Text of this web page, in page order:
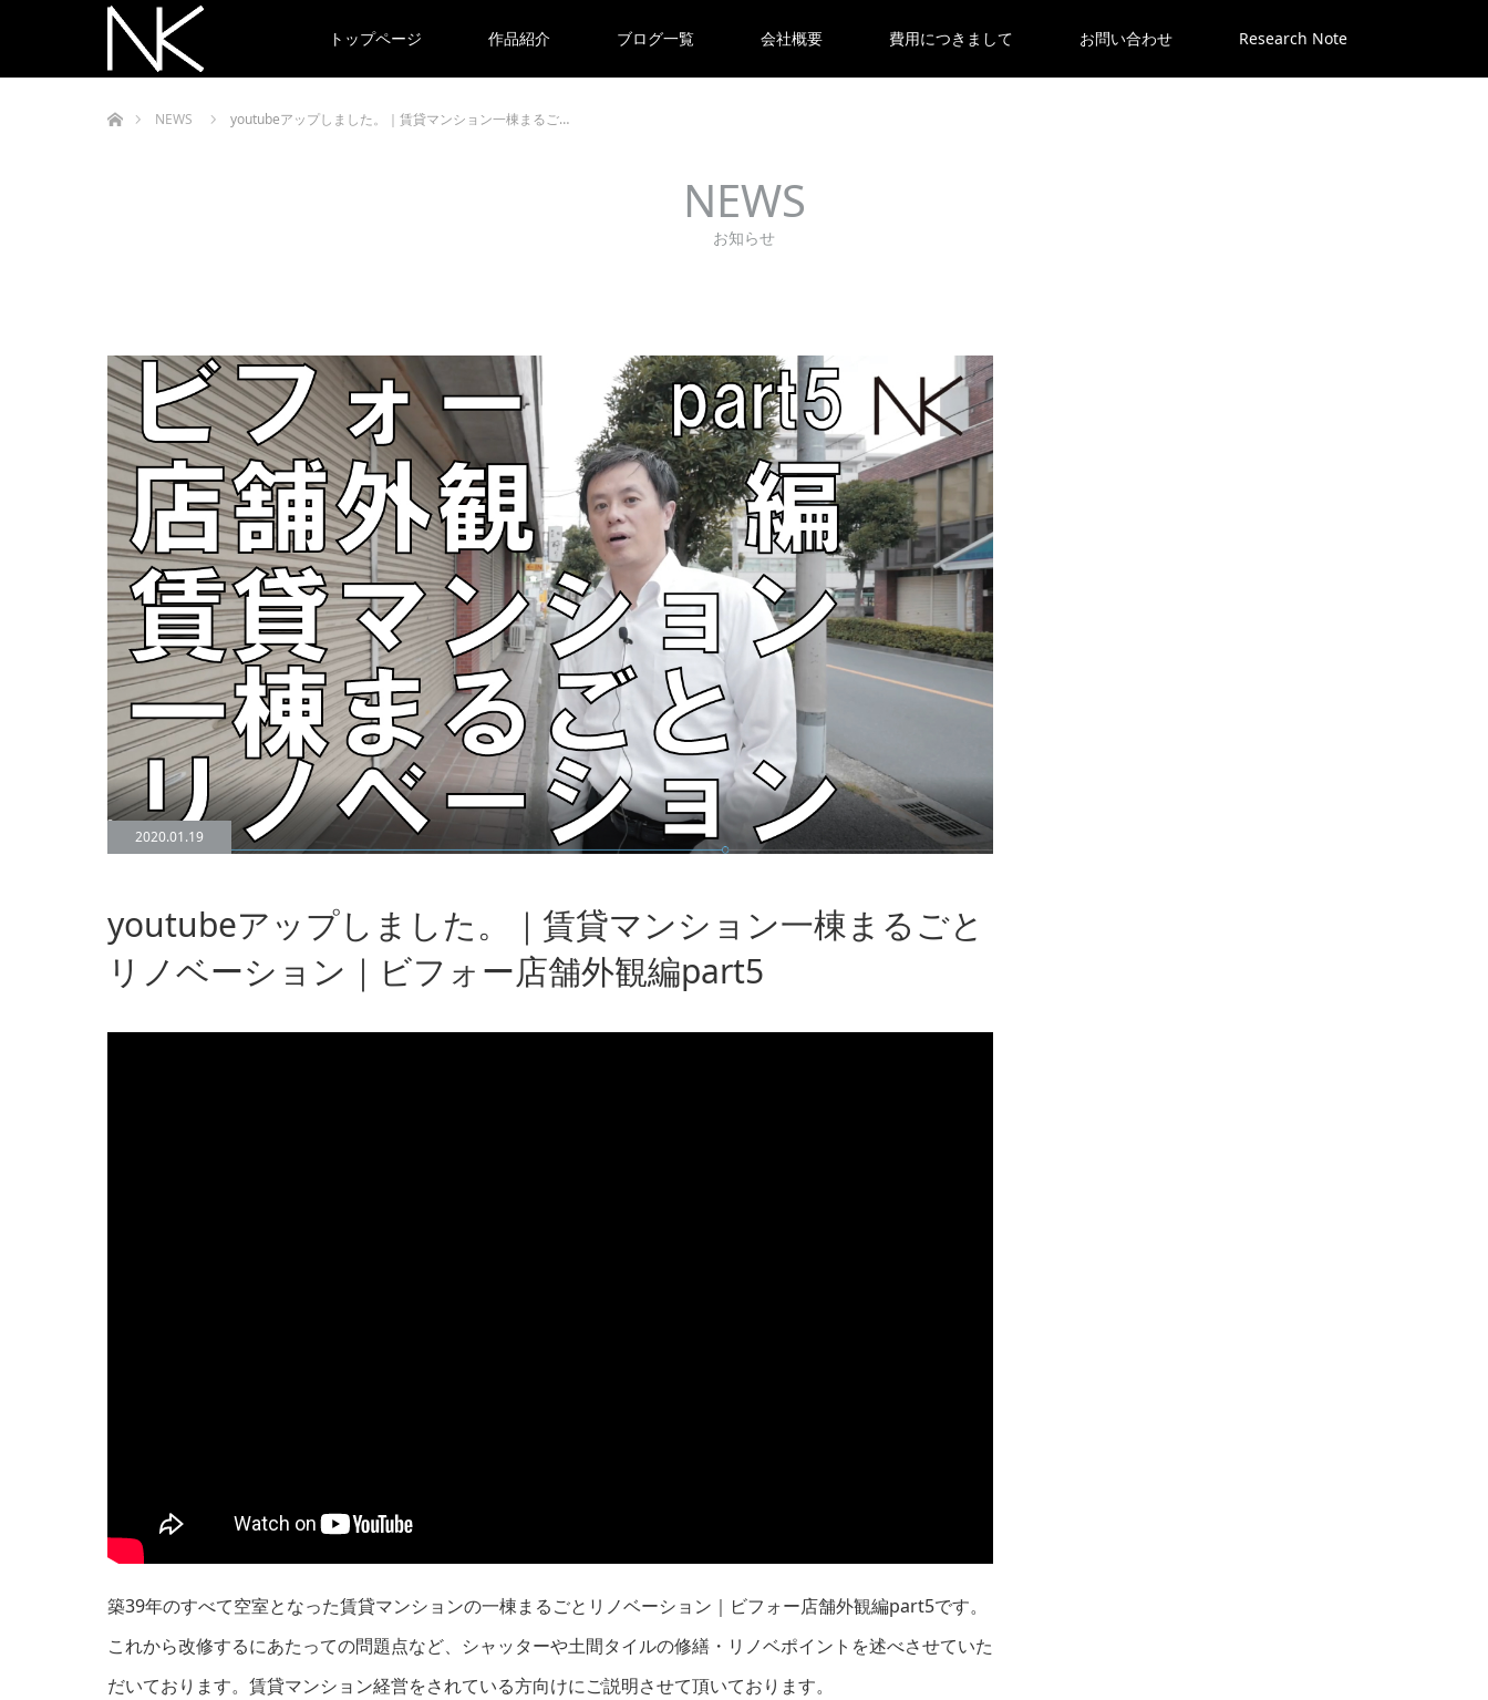
トップページ 作品紹介 ブログ一覧 会社概要 費用につきまして お問い合わせ Research Note
NEWS
youtubeアップしました。｜賃貸マンション一棟まるご…
NEWS
お知らせ
2020.01.19
youtubeアップしました。｜賃貸マンション一棟まるごと
リノベーション｜ビフォー店舗外観編part5
築39年のすべて空室となった賃貸マンションの一棟まるごとリノベーション｜ビフォー店舗外観編part5です。
これから改修するにあたっての問題点など、シャッターや土間タイルの修繕・リノベポイントを述べさせていた
だいております。賃貸マンション経営をされている方向けにご説明させて頂いております。